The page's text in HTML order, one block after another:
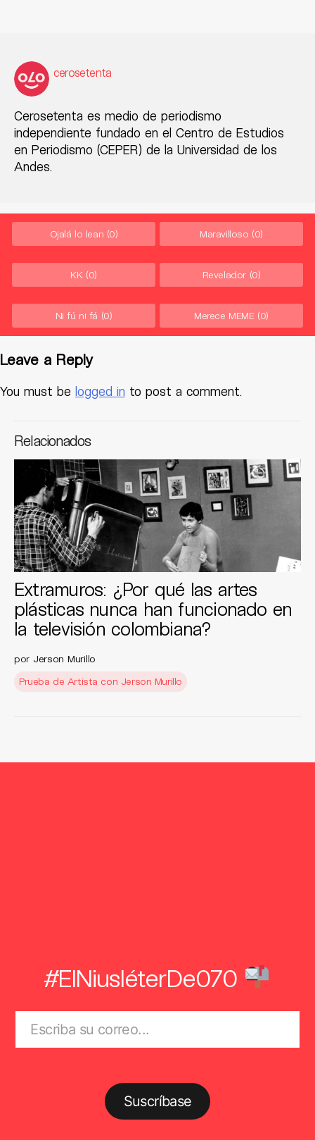
cerosetenta
Cerosetenta es medio de periodismo
independiente fundado en el Centro de Estudios
en Periodismo (CEPER) de la Universidad de los
Andes.
Ojalá lo lean (0) Maravilloso (0)
KK (0) Revelador (0)
Ni fú ni fá (0) Merece MEME (0)
Leave a Reply
You must be logged in to post a comment.
Relacionados
Extramuros: ¿Por qué las artes
plásticas nunca han funcionado en
la televisión colombiana?
por Jerson Murillo
Prueba de Artista con Jerson Murillo
#ElNiusléterDe070
Suscríbase